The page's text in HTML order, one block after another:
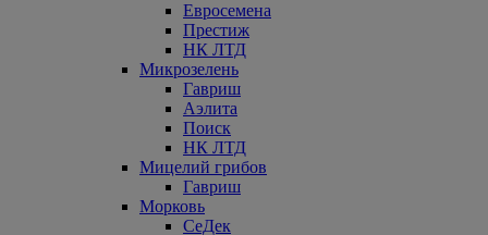
Евросемена
Престиж
НК ЛТД
Микрозелень
Гавриш
Аэлита
Поиск
НК ЛТД
Мицелий грибов
Гавриш
Морковь
СеДек